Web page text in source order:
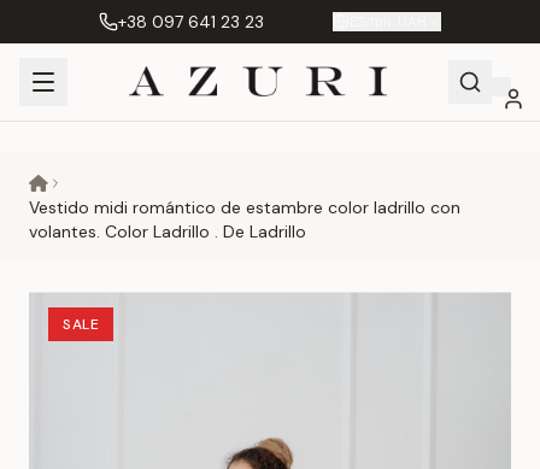
+38 097 641 23 23
Vestido midi romántico de estambre color ladrillo con
volantes. Color Ladrillo . De Ladrillo
SALE